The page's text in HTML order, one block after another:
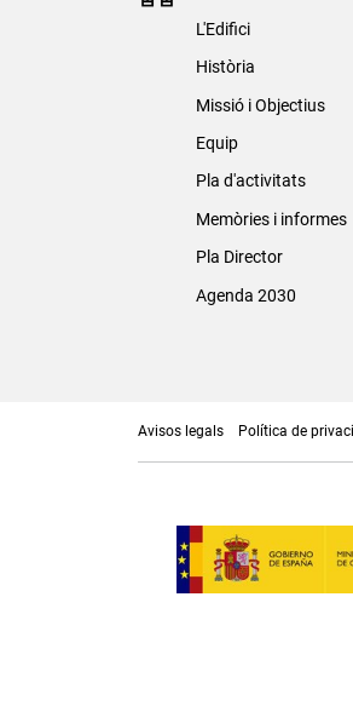
L'Edifici
Història
Missió i Objectius
Equip
Pla d'activitats
Memòries i informes
Pla Director
Agenda 2030
Avisos legals Política de